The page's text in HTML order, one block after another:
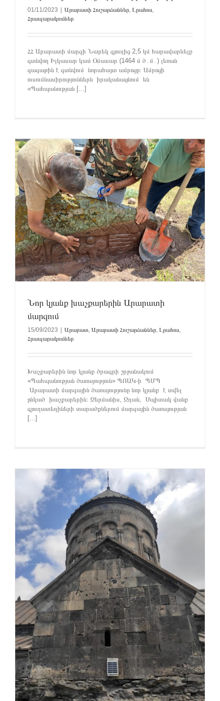
01/11/2023 Արարատի Հուշարձաններ, Լրահոս,
Հրապարակումներ
ՀՀ Արարատի մարզի Նարեկ գյուղից 2,5 կմ հարավարևելք
գտնվող Իլկասար կամ Օձասար (1464 մ ծ․մ․) լեռան
գագաթին է գտնվում նորահայտ ամրոցը։ Ամրոցի
ուսումնասիրություններն իրականացնում են
«Պահպանության [...]
Նոր կյանք խաչքարերին Արարատի
մարզում
15/09/2023 Արարատ, Արարատի Հուշարձաններ, Լրահոս,
Հրապարակումներ
Խաչքարերին նոր կյանք ծրագրի շրջանակում
«Պահպանության ծառայություն» ՊՈԱԿ-ի ՊՄՊ
Արարատի մարզային ծառայությունը նոր կյանք է տվել
ընկած խաչքարերին։ Ջերմանիս, Ջղան, Սպիտակ վանք
գյուղատեղիների տարածքներում մարզային ծառայության
[...]